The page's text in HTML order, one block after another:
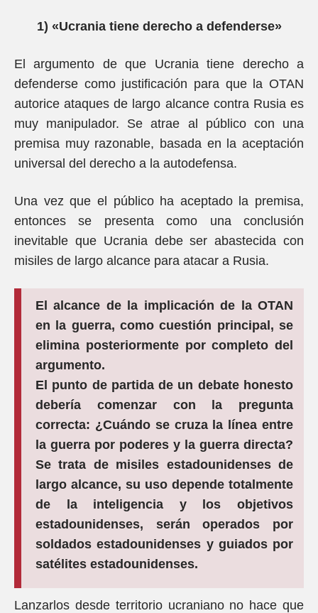
1) «Ucrania tiene derecho a defenderse»
El argumento de que Ucrania tiene derecho a
defenderse como justificación para que la OTAN
autorice ataques de largo alcance contra Rusia es
muy manipulador. Se atrae al público con una
premisa muy razonable, basada en la aceptación
universal del derecho a la autodefensa.
Una vez que el público ha aceptado la premisa,
entonces se presenta como una conclusión
inevitable que Ucrania debe ser abastecida con
misiles de largo alcance para atacar a Rusia.
El alcance de la implicación de la OTAN
en la guerra, como cuestión principal, se
elimina posteriormente por completo del
argumento.
El punto de partida de un debate honesto
debería comenzar con la pregunta
correcta: ¿Cuándo se cruza la línea entre
la guerra por poderes y la guerra directa?
Se trata de misiles estadounidenses de
largo alcance, su uso depende totalmente
de la inteligencia y los objetivos
estadounidenses, serán operados por
soldados estadounidenses y guiados por
satélites estadounidenses.
Lanzarlos desde territorio ucraniano no hace que